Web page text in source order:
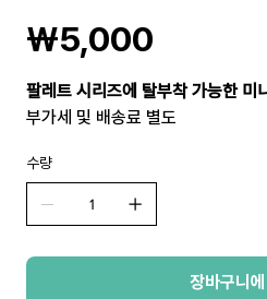
격
₩5,000
팔레트 시리즈에 탈부착 가능한 미
부가세 및 배송료 별도
수량
장바구니에